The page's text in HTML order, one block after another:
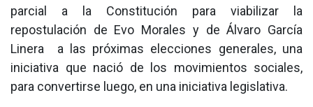
parcial a la Constitución para viabilizar la
repostulación de Evo Morales y de Álvaro García
Linera a las próximas elecciones generales, una
iniciativa que nació de los movimientos sociales,
para convertirse luego, en una iniciativa legislativa.